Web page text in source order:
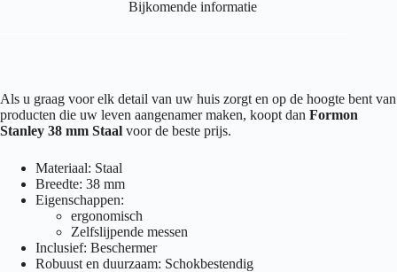
Bijkomende informatie
Als u graag voor elk detail van uw huis zorgt en op de hoogte bent van
producten die uw leven aangenamer maken, koopt dan Formon
Stanley 38 mm Staal voor de beste prijs.
Materiaal: Staal
Breedte: 38 mm
Eigenschappen:
ergonomisch
Zelfslijpende messen
Inclusief: Beschermer
Robuust en duurzaam: Schokbestendig